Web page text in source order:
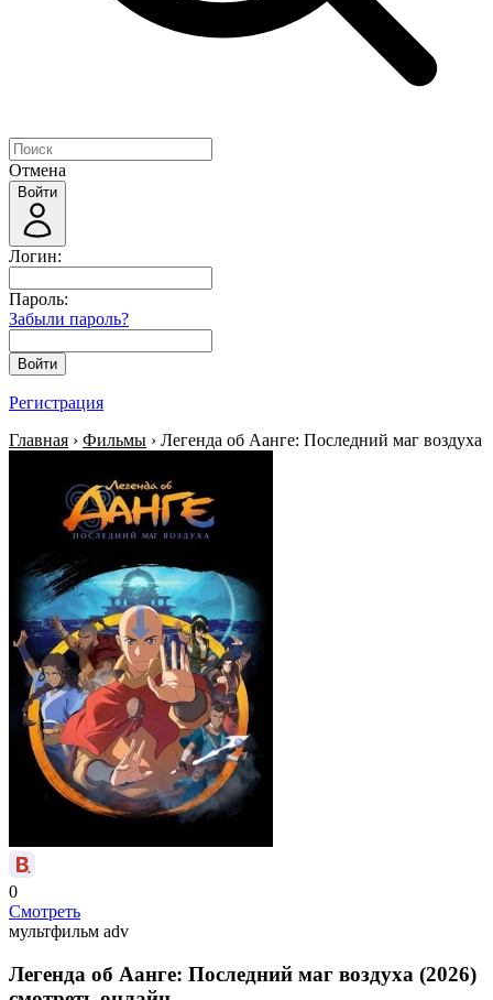
Отмена
Войти
Логин:
Пароль:
Забыли пароль?
Войти
Регистрация
Главная › Фильмы › Легенда об Аанге: Последний маг воздуха
0
Смотреть
мультфильм adv
Легенда об Аанге: Последний маг воздуха (2026)